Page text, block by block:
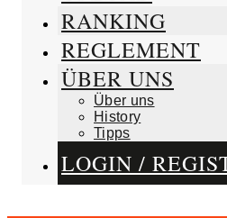
RANKING
REGLEMENT
ÜBER UNS
Über uns
History
Tipps
LOGIN /